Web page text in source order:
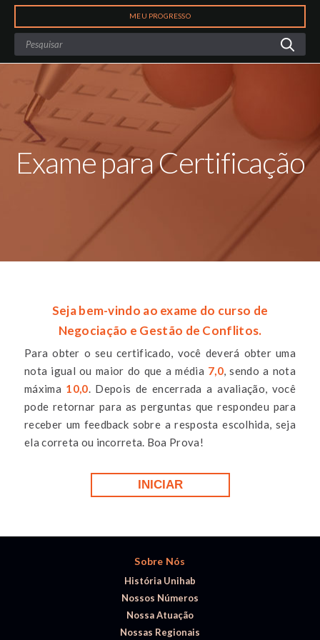
MEU PROGRESSO
Search
Exame para Certificação
Seja bem-vindo ao exame do curso de
Negociação e Gestão de Conflitos.
Para obter o seu certificado, você deverá obter uma
nota igual ou maior do que a média 7,0, sendo a nota
máxima 10,0. Depois de encerrada a avaliação, você
pode retornar para as perguntas que respondeu para
receber um feedback sobre a resposta escolhida, seja
ela correta ou incorreta. Boa Prova!
Sobre Nós
História Unihab
Nossos Números
Nossa Atuação
Nossas Regionais